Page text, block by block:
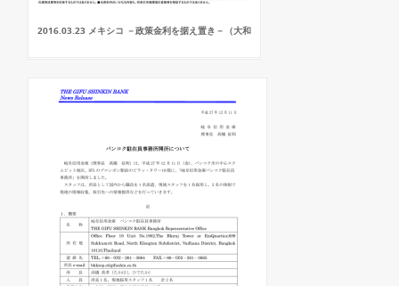
2016.03.23 メキシコ －政策金利を据え置き－（大和